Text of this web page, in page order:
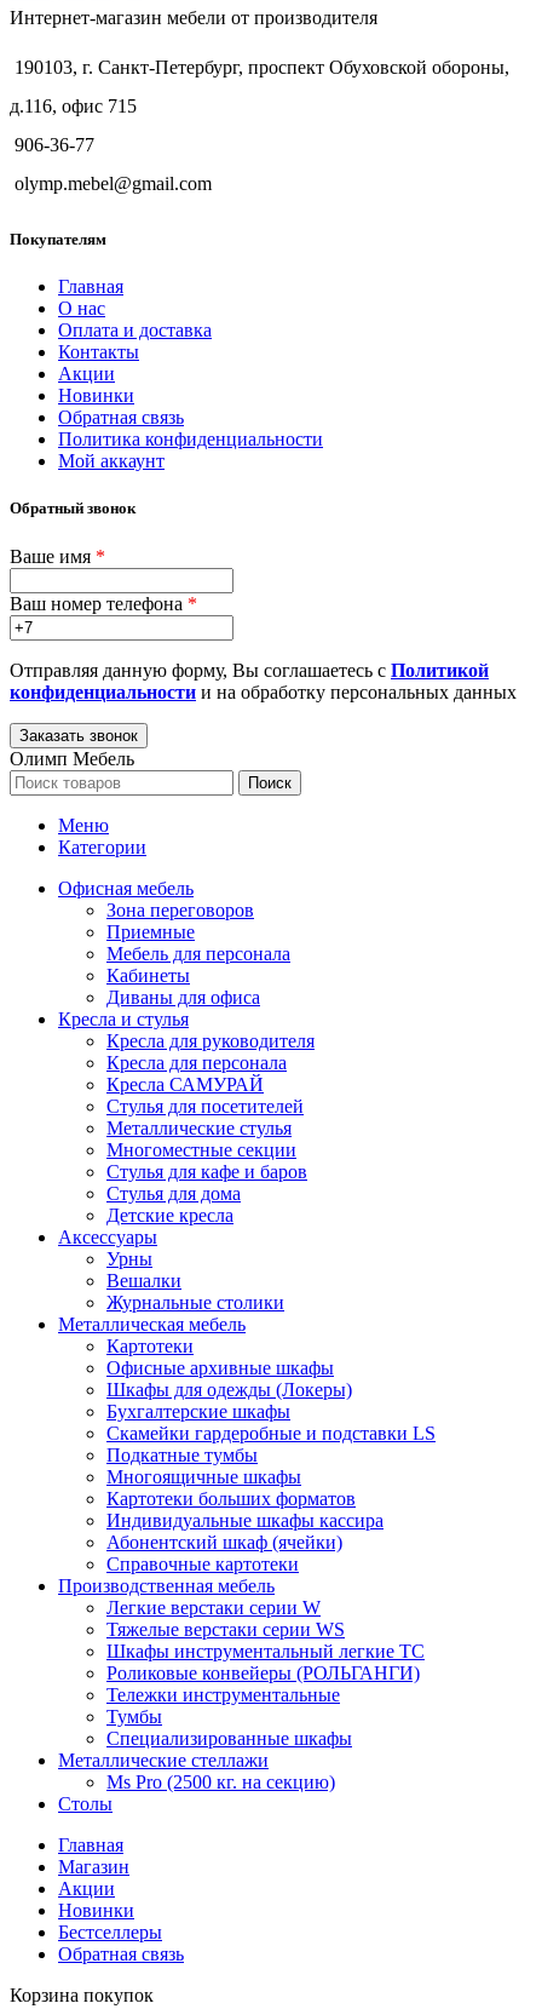
Интернет-магазин мебели от производителя
190103, г. Санкт-Петербург, проспект Обуховской обороны,
д.116, офис 715
906-36-77
olymp.mebel@gmail.com
Покупателям
Главная
О нас
Оплата и доставка
Контакты
Акции
Новинки
Обратная связь
Политика конфиденциальности
Мой аккаунт
Обратный звонок
Ваше имя *
Ваш номер телефона *
Отправляя данную форму, Вы соглашаетесь с Политикой
конфиденциальности и на обработку персональных данных
Олимп Мебель
Поиск
Меню
Категории
Офисная мебель
Зона переговоров
Приемные
Мебель для персонала
Кабинеты
Диваны для офиса
Кресла и стулья
Кресла для руководителя
Кресла для персонала
Кресла САМУРАЙ
Стулья для посетителей
Металлические стулья
Многоместные секции
Стулья для кафе и баров
Стулья для дома
Детские кресла
Аксессуары
Урны
Вешалки
Журнальные столики
Металлическая мебель
Картотеки
Офисные архивные шкафы
Шкафы для одежды (Локеры)
Бухгалтерские шкафы
Скамейки гардеробные и подставки LS
Подкатные тумбы
Многоящичные шкафы
Картотеки больших форматов
Индивидуальные шкафы кассира
Абонентский шкаф (ячейки)
Справочные картотеки
Производственная мебель
Легкие верстаки серии W
Тяжелые верстаки серии WS
Шкафы инструментальный легкие ТС
Роликовые конвейеры (РОЛЬГАНГИ)
Тележки инструментальные
Тумбы
Специализированные шкафы
Металлические стеллажи
Ms Pro (2500 кг. на секцию)
Столы
Главная
Магазин
Акции
Новинки
Бестселлеры
Обратная связь
Корзина покупок